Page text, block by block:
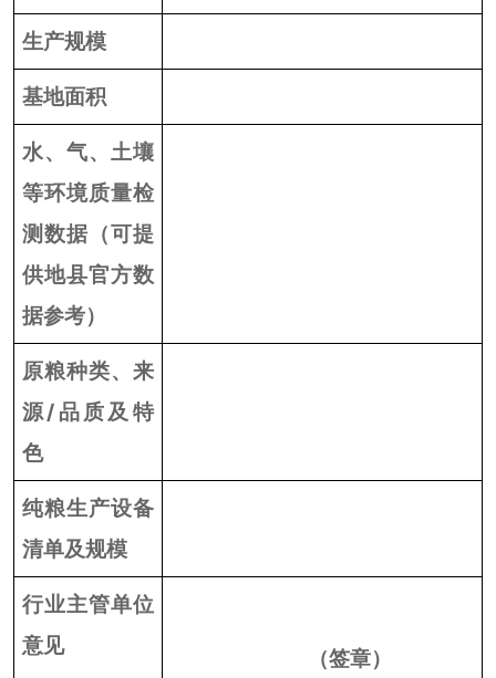
生产规模
基地面积
水、气、土壤
等环境质量检
测数据 （可提
供地县官方数
据参考）
原粮种类、来
源/ 品质及特
色
纯粮生产设备
清单及规模
行业主管单位
意见
（签章）